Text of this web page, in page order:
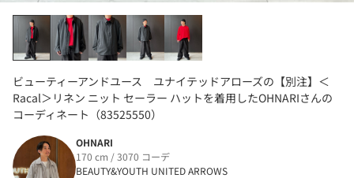
ビューティーアンドユース ユナイテッドアローズの【別注】＜
Racal＞リネン ニット セーラー ハットを着用したOHNARIさんの
コーディネート（83525550）
OHNARI
170 cm / 3070 コーデ
BEAUTY&YOUTH UNITED ARROWS